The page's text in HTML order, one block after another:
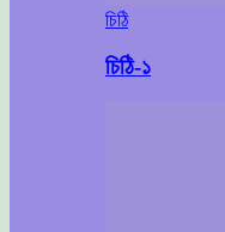
চিঠি
চিঠি-১